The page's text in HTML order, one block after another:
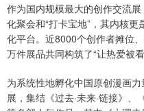
作为国内规模最大的创作交流
化聚会和“打卡宝地”，其内核
化平台。近8000个创作者摊位
万件展品共同构筑了“让热爱被
为系统性地孵化中国原创漫画
展，集结《过去·未来·链接》、